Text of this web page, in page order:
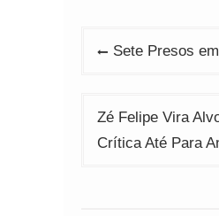
Navegação
Post
Sete Presos
Zé Felipe Vira
Crítica Até Para